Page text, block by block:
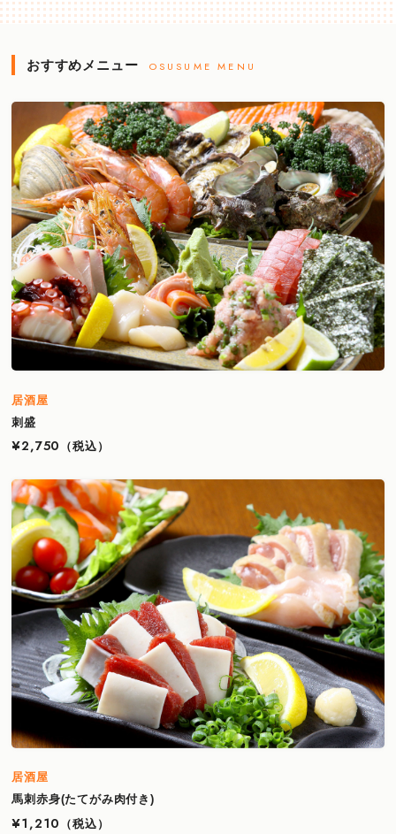
おすすめメニュー OSUSUME MENU
居酒屋
刺盛
¥2,750
（税込）
居酒屋
馬刺赤身(たてがみ肉付き)
¥1,210
（税込）